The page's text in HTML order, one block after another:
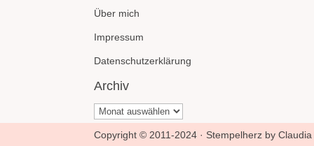
Über mich
Impressum
Datenschutzerklärung
Archiv
Archiv
Copyright © 2011-2024 · Stempelherz by